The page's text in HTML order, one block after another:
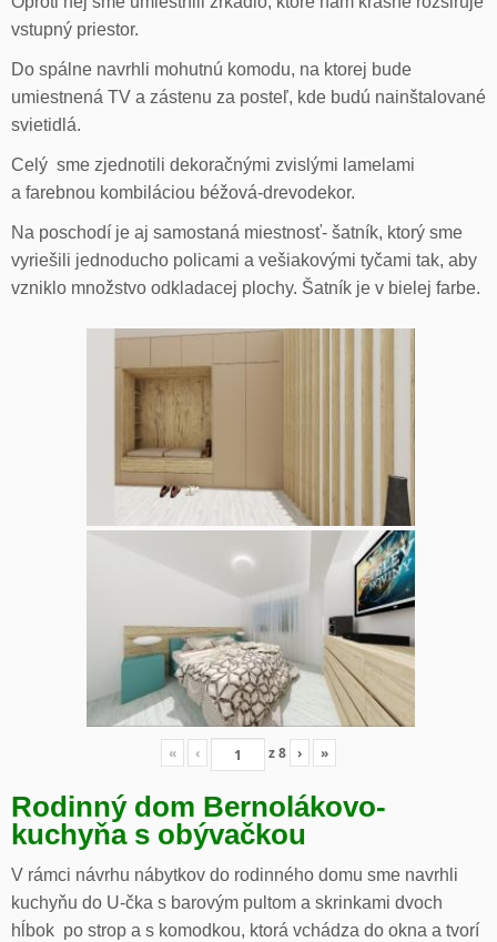
vstupný priestor.
Do spálne navrhli mohutnú komodu, na ktorej bude
umiestnená TV a zástenu za posteľ, kde budú nainštalované
svietidlá.
Celý sme zjednotili dekoračnými zvislými lamelami
a farebnou kombiláciou béžová-drevodekor.
Na poschodí je aj samostaná miestnosť- šatník, ktorý sme
vyriešili jednoducho policami a vešiakovými tyčami tak, aby
vzniklo množstvo odkladacej plochy. Šatník je v bielej farbe.
« ‹ z8 › »
Rodinný dom Bernolákovo-
kuchyňa s obývačkou
V rámci návrhu nábytkov do rodinného domu sme navrhli
kuchyňu do U-čka s barovým pultom a skrinkami dvoch
hĺbok po strop a s komodkou, ktorá vchádza do okna a tvorí